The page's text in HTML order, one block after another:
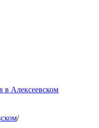
в Алексеевском
/